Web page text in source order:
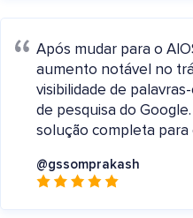
Após mudar para o
aumento notável no
visibilidade de
de pesquisa do
solução completa para
@gssomprakash